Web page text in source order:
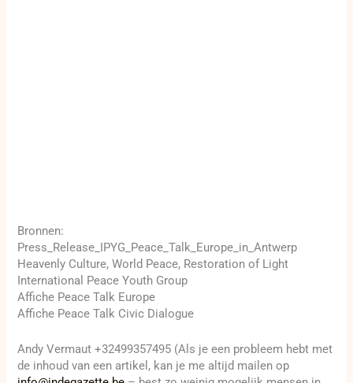
Bronnen:
Press_Release_IPYG_Peace_Talk_Europe_in_Antwerp
Heavenly Culture, World Peace, Restoration of Light
International Peace Youth Group
Affiche Peace Talk Europe
Affiche Peace Talk Civic Dialogue
Andy Vermaut +32499357495 (Als je een probleem hebt met
de inhoud van een artikel, kan je me altijd mailen op